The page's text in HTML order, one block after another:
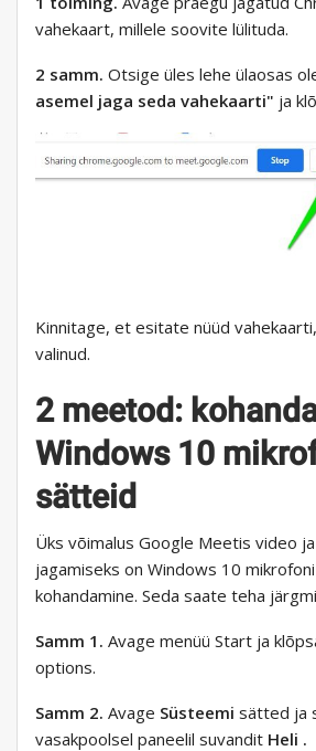
vahekaart, millele soovite lülituda.
2 samm. Otsige üles lehe ülaosas
asemel jaga seda vahekaarti" ja
Kinnitage, et esitate nüüd
valinud.
2 meetod:
Windows 10
sätteid
Üks võimalus Google Meetis video
jagamiseks on Windows 10
kohandamine. Seda saate teha
Samm 1. Avage menüü Start ja
options.
Samm 2. Avage Süsteemi sätted ja
vasakpoolsel paneelil suvandit Heli .